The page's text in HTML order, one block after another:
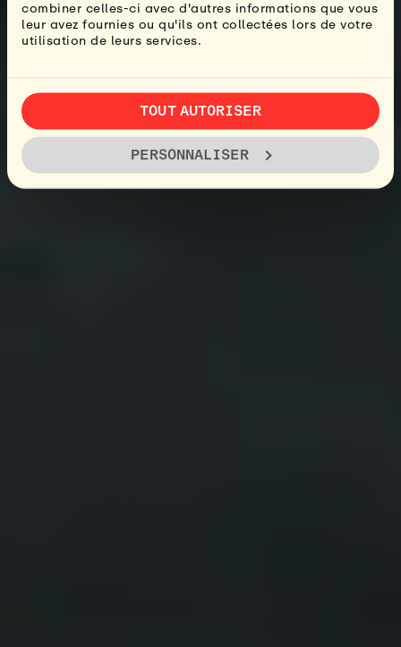
combiner celles-ci avec d'autres informations que vous
leur avez fournies ou qu'ils ont collectées lors de votre
utilisation de leurs services.
TOUT AUTORISER
PERSONNALISER